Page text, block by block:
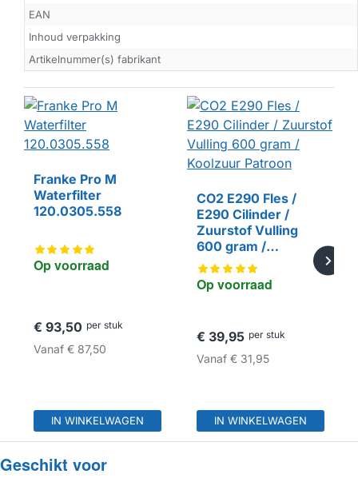
EAN
Inhoud verpakking
Artikelnummer(s) fabrikant
Op voorraad
Franke Pro M
Waterfilter
120.0305.558
€ 93,50 per stuk
Vanaf € 87,50
IN WINKELWAGEN
HUISMERK
Op voorraad
CO2 E290 Fles /
E290 Cilinder /
Zuurstof Vulling
600 gram /
Koolzuur Patroon
€ 39,95 per stuk
Vanaf€ 31,95
IN WINKELWAGEN
Geschikt voor